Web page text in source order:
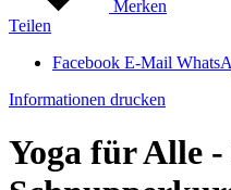
Merken
Teilen
Facebook E-Mail
Informationen drucken
Yoga für Alle